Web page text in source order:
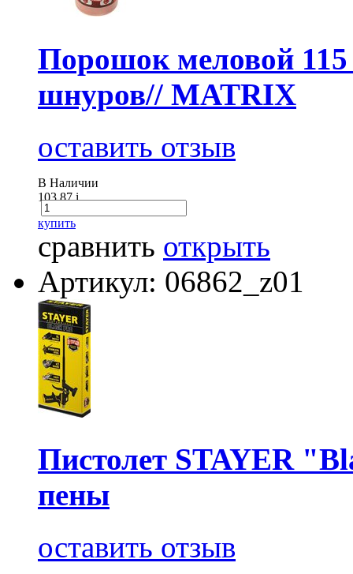
Порошок меловой
шнуров// MATRIX
оставить отзыв
В Наличии
103.87i
купить
сравнить открыть
Артикул: 06862_z01
Пистолет STAYER
пены
оставить отзыв